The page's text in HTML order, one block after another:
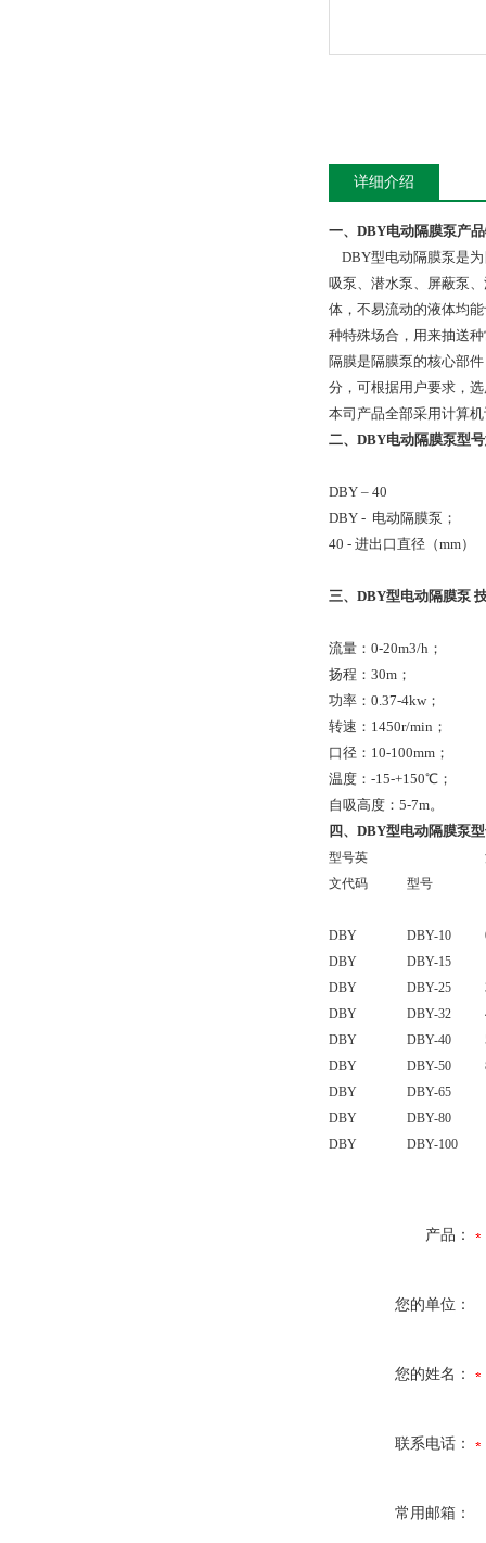
详细介绍
一、DBY电动隔膜泵产
DBY型电动隔膜泵是为
吸泵、潜水泵、屏蔽泵
体，不易流动的液体均
种特殊场合，用来抽送
隔膜是隔膜泵的核心部
分，可根据用户要求，
本司产品全部采用计算
二、DBY电动隔膜泵型
DBY – 40
DBY - 电动隔膜泵；
40 - 进出口直径（mm）
三、DBY型电动隔膜泵
流量：0-20m3/h；
扬程：30m；
功率：0.37-4kw；
转速：1450r/min；
口径：10-100mm；
温度：-15-+150℃；
自吸高度：5-7m。
四、DBY型电动隔膜泵
型号英
型号
文代码
DBY DBY-10
DBY
DBY-15
DBY
DBY-25
DBY
DBY-32
DBY
DBY-40
DBY
DBY-50
DBY
DBY-65
DBY
DBY-80
DBY
DBY-100
产品：
您的单位：
您的姓名：
联系电话：
常用邮箱：